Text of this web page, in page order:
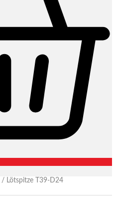
/ Lötspitze T39-D24